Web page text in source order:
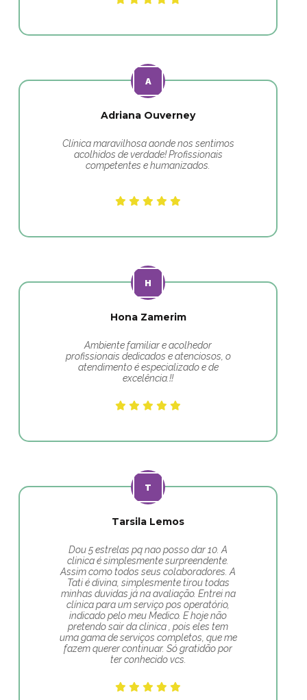
Adriana Ouverney
Clínica maravilhosa aonde nos sentimos
acolhidos de verdade! Profissionais
competentes e humanizados.
Hona Zamerim
Ambiente familiar e acolhedor
profissionais dedicados e atenciosos, o
atendimento é especializado e de
excelência.!!
Tarsila Lemos
Dou 5 estrelas pq nao posso dar 10. A
clinica é simplesmente surpreendente.
Assim como todos seus colaboradores. A
Tati é divina, simplesmente tirou todas
minhas duvidas já na avaliação. Entrei na
clínica para um serviço pos operatório,
indicado pelo meu Medico. E hoje não
pretendo sair da clinica , pois eles tem
uma gama de serviços completos, que me
fazem querer continuar. Só gratidão por
ter conhecido vcs.